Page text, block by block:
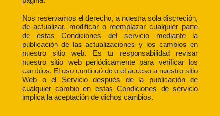
Nos reservamos el derecho, a nuestra sola discreción,
de actualizar, modificar o reemplazar cualquier parte
de estas Condiciones del servicio mediante la
publicación de las actualizaciones y los cambios en
nuestro sitio web. Es tu responsabilidad revisar
nuestro sitio web periódicamente para verificar los
cambios. El uso continuó de o el acceso a nuestro sitio
Web o el Servicio después de la publicación de
cualquier cambio en estas Condiciones de servicio
implica la aceptación de dichos cambios.